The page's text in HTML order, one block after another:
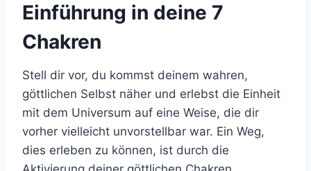
Einführung in deine 7
Chakren
Stell dir vor, du kommst deinem wahren,
göttlichen Selbst näher und erlebst die Einheit
mit dem Universum auf eine Weise, die dir
vorher vielleicht unvorstellbar war. Ein Weg,
dies erleben zu können, ist durch die